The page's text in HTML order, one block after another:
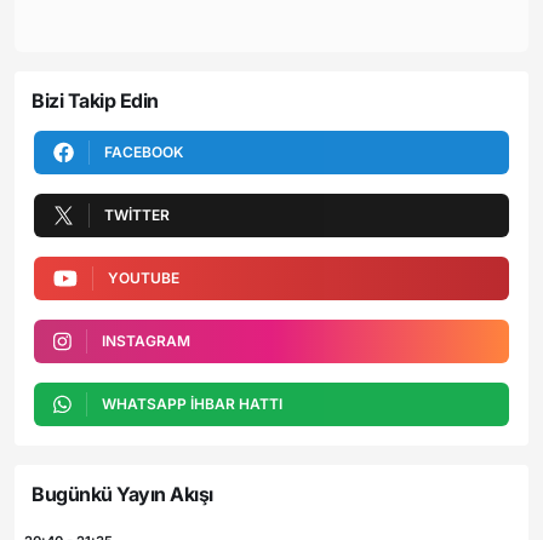
Bizi Takip Edin
FACEBOOK
TWITTER
YOUTUBE
INSTAGRAM
WHATSAPP İHBAR HATTI
Bugünkü Yayın Akışı